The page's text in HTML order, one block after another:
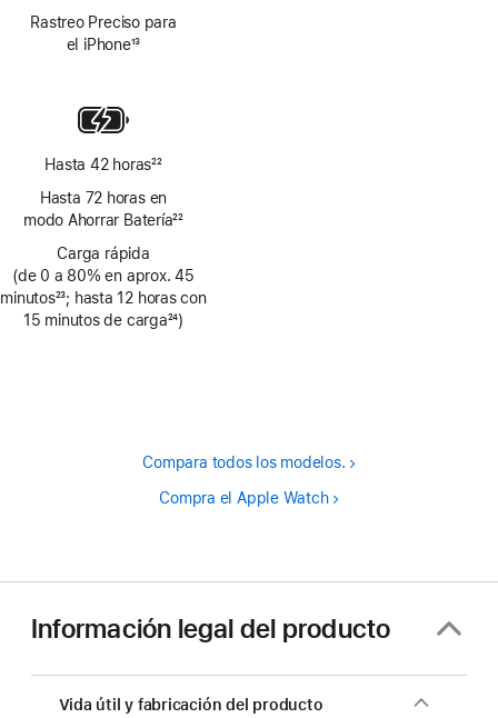
Rastreo Preciso para
el iPhone
página
13
Hasta 42 horas
a
pie
de
página
22
Hasta 72 horas en
modo Ahorrar Batería
pie
de
página
22
Carga rápida
(de 0 a 80% en aprox. 45
minutos
Nota
23; hasta 12 horas con
15 minutos de carga24)
Compara todos los modelos.
Compra el Apple Watch
Información legal del producto
Vida útil y fabricación del producto